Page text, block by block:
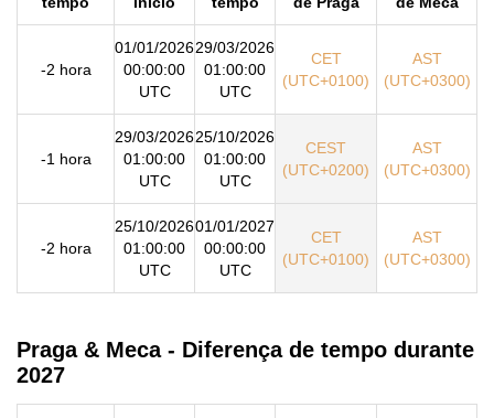
-2 hora
01/01/2026
00:00:00
UTC
29/03/2026
01:00:00
UTC
CET
(UTC+0100)
AST
(UTC+0300)
-1 hora
29/03/2026
01:00:00
UTC
25/10/2026
01:00:00
UTC
CEST
(UTC+0200)
AST
(UTC+0300)
-2 hora
25/10/2026
01:00:00
UTC
01/01/2027
00:00:00
UTC
CET
(UTC+0100)
AST
(UTC+0300)
Praga & Meca - Diferença de tempo durante
2027